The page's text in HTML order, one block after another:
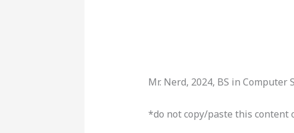
Mr. Nerd, 2024, BS in Computer
*do not copy/paste this content